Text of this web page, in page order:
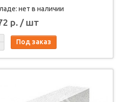
нет в наличии
р. / шт
Под заказ